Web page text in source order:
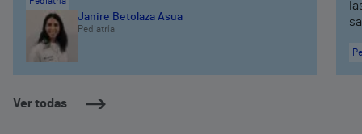
Ver todas
Janire Betolaza Asua
Pediatría